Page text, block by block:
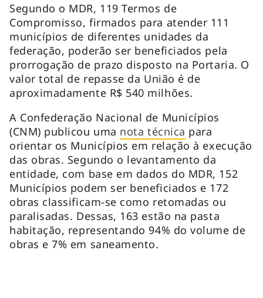
Segundo o MDR, 119 Termos de
Compromisso, firmados para atender 111
municípios de diferentes unidades da
federação, poderão ser beneficiados pela
prorrogação de prazo disposto na Portaria. O
valor total de repasse da União é de
aproximadamente R$ 540 milhões.
A Confederação Nacional de Municípios
(CNM) publicou uma nota técnica para
orientar os Municípios em relação à execução
das obras. Segundo o levantamento da
entidade, com base em dados do MDR, 152
Municípios podem ser beneficiados e 172
obras classificam-se como retomadas ou
paralisadas. Dessas, 163 estão na pasta
habitação, representando 94% do volume de
obras e 7% em saneamento.